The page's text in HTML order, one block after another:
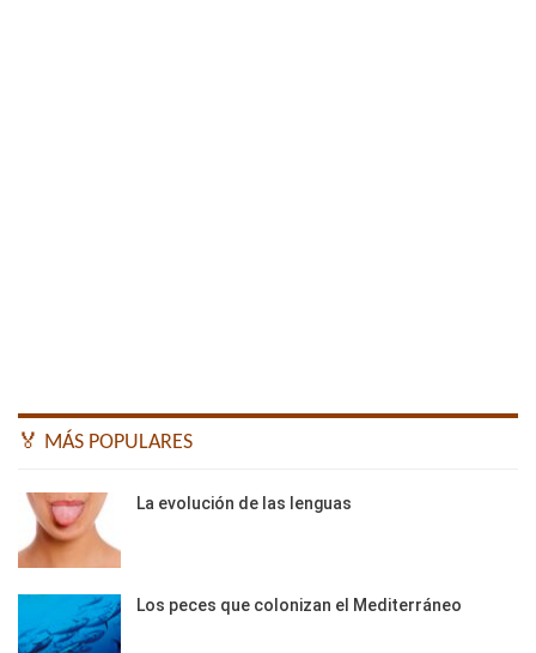
🏅 MÁS POPULARES
La evolución de las lenguas
Los peces que colonizan el Mediterráneo